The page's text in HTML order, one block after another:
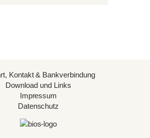
Kontakt & Bankverbindung
Download und Links
Impressum
Datenschutz